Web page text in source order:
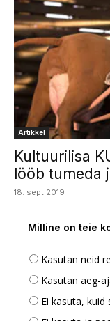
Artikkel
Kultuurilisa
lööb tumeda
18. sept 2019
Milline on teie
Kasutan neid
Kasutan aeg-
Ei kasuta, kuid